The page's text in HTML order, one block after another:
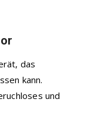
das
kann.
und